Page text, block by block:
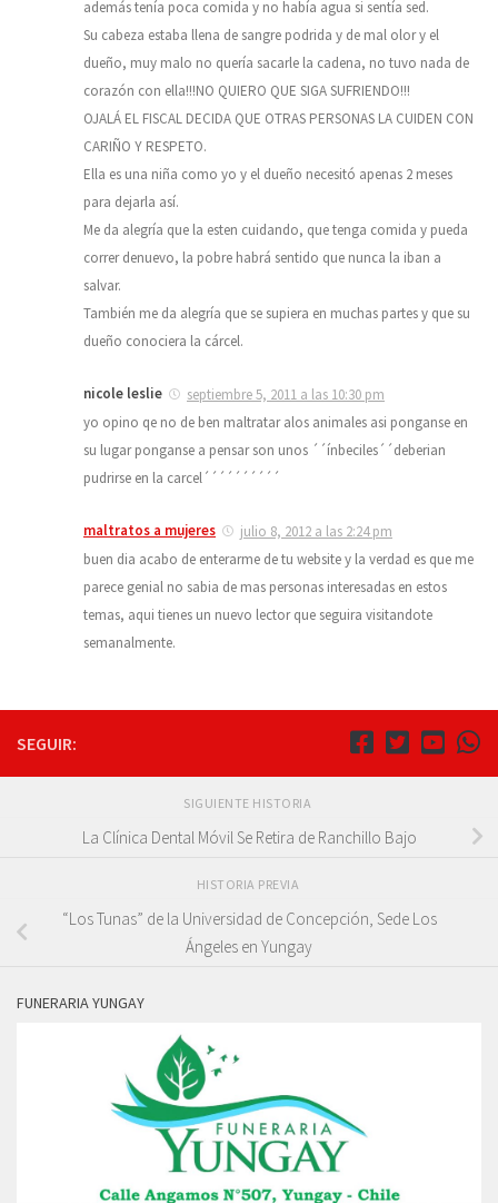
además tenía poca comida y no había agua si sentía sed.
Su cabeza estaba llena de sangre podrida y de mal olor y el
dueño, muy malo no quería sacarle la cadena, no tuvo nada de
corazón con ella!!!NO QUIERO QUE SIGA SUFRIENDO!!!
OJALÁ EL FISCAL DECIDA QUE OTRAS PERSONAS LA CUIDEN CON
CARIÑO Y RESPETO.
Ella es una niña como yo y el dueño necesitó apenas 2 meses
para dejarla así.
Me da alegría que la esten cuidando, que tenga comida y pueda
correr denuevo, la pobre habrá sentido que nunca la iban a
salvar.
También me da alegría que se supiera en muchas partes y que su
dueño conociera la cárcel.
nicole leslie
septiembre 5, 2011 a las 10:30 pm
yo opino qe no de ben maltratar alos animales asi ponganse en
su lugar ponganse a pensar son unos ´´ínbeciles´´deberian
pudrirse en la carcel´´´´´´´´´´
maltratos a mujeres
julio 8, 2012 a las 2:24 pm
buen dia acabo de enterarme de tu website y la verdad es que me
parece genial no sabia de mas personas interesadas en estos
temas, aqui tienes un nuevo lector que seguira visitandote
semanalmente.
SEGUIR:
SIGUIENTE HISTORIA
La Clínica Dental Móvil Se Retira de Ranchillo Bajo
HISTORIA PREVIA
“Los Tunas” de la Universidad de Concepción, Sede Los
Ángeles en Yungay
FUNERARIA YUNGAY